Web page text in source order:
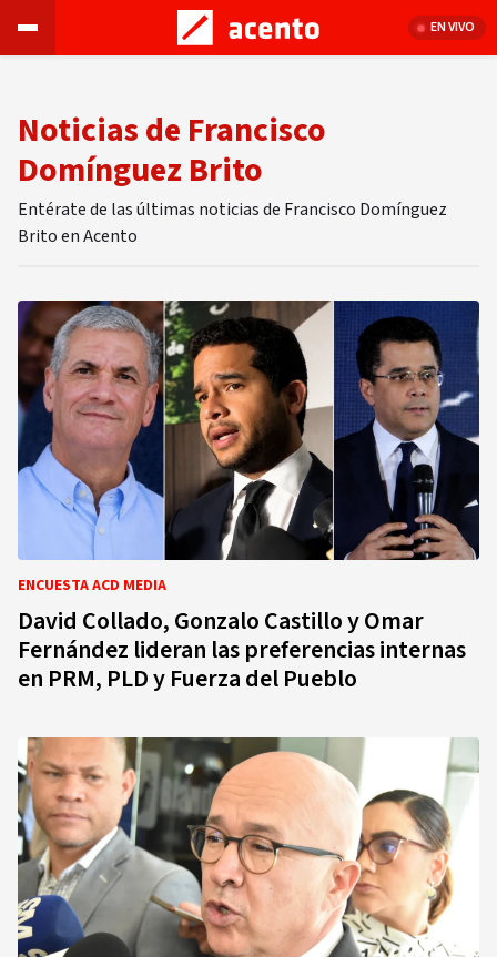
EN VIVO
Noticias de Francisco
Domínguez Brito
Entérate de las últimas noticias de Francisco Domínguez
Brito en Acento
ENCUESTA ACD MEDIA
David Collado, Gonzalo Castillo y Omar
Fernández lideran las preferencias internas
en PRM, PLD y Fuerza del Pueblo